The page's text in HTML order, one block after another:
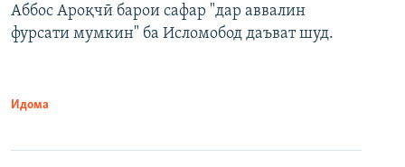
Аббос Ароқчӣ барои сафар "дар аввалин
фурсати мумкин" ба Исломобод даъват шуд.
Идома